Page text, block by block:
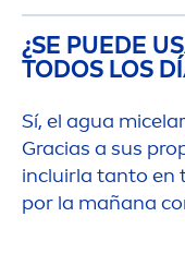
¿SE PUEDE
TODOS LOS
Sí, el agua
Gracias a sus
incluirla tanto en
por la mañana